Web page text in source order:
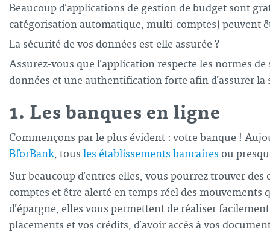
Beaucoup d’applications de gestion de budget sont
catégorisation automatique, multi-comptes) peuvent
La sécurité de vos données est-elle assurée ?
Assurez-vous que l’application respecte les normes
données et une authentification forte afin d’assurer
1. Les banques en ligne
Commençons par le plus évident : votre banque !
BforBank, tous les établissements bancaires ou
Sur beaucoup d’entres elles, vous pourrez trouver
comptes et être alerté en temps réel des mouvements
d’épargne, elles vous permettent de réaliser
placements et vos crédits, d’avoir accès à vos